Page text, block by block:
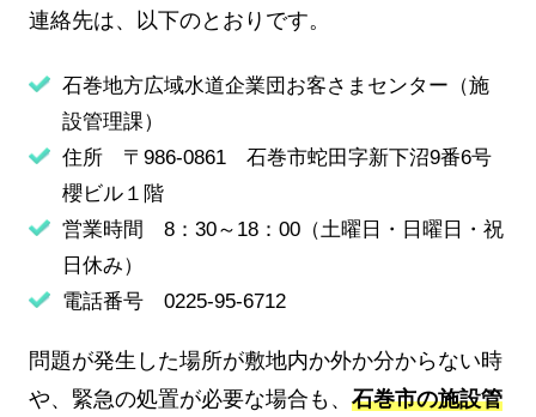
連絡先は、以下のとおりです。
石巻地方広域水道企業団お客さまセンター（施
設管理課）
住所 〒986-0861 石巻市蛇田字新下沼9番6号
櫻ビル１階
営業時間 8：30～18：00（土曜日・日曜日・祝
日休み）
電話番号 0225-95-6712
問題が発生した場所が敷地内か外か分からない時
や、緊急の処置が必要な場合も、 石巻市の施設管